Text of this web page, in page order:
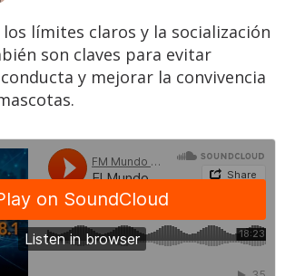
los límites claros y la socialización
son claves para evitar
y mejorar la convivencia